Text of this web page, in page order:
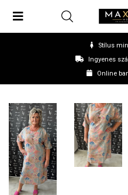
Stílus
Ingyenes
Online